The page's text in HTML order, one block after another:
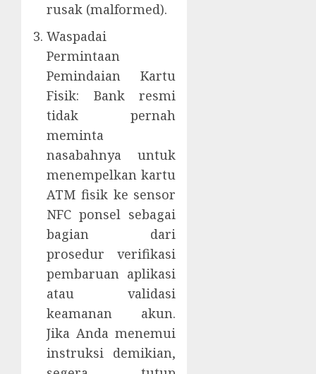
rusak (malformed).
Waspadai
Permintaan
Pemindaian Kartu
Fisik: Bank resmi
tidak pernah
meminta
nasabahnya untuk
menempelkan kartu
ATM fisik ke sensor
NFC ponsel sebagai
bagian dari
prosedur verifikasi
pembaruan aplikasi
atau validasi
keamanan akun.
Jika Anda menemui
instruksi demikian,